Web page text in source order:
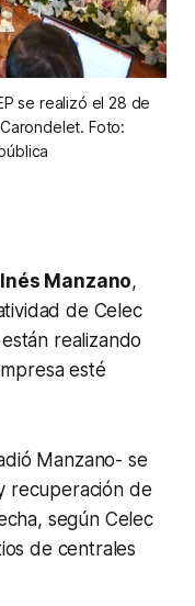
se realizó el 28 de
Foto:
Inés Manzano,
de Celec
realizando
esté
Manzano- se
recuperación de
según Celec
de centrales